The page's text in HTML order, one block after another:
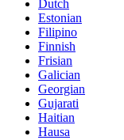
Dutch
Estonian
Filipino
Finnish
Frisian
Galician
Georgian
Gujarati
Haitian
Hausa